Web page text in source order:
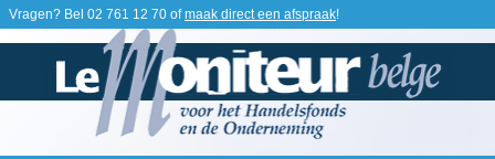
Vragen? Bel 02 761 12 70 ofmaak direct een afspraak!